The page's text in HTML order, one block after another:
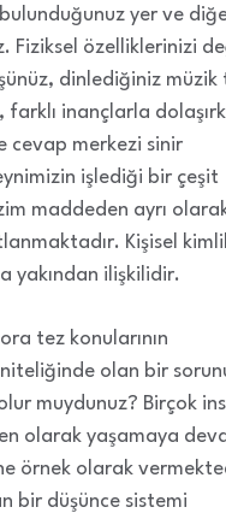
yer ve
Fiziksel özelliklerinizi
dinlediğiniz müzik
inançlarla
cevap merkezi sinir
işlediği bir çeşit
maddeden ayrı
Kişisel
yakından ilişkilidir.
tez konularının
olan bir
muydunuz? Birçok
olarak yaşamaya
örnek olarak
bir düşünce sistemi